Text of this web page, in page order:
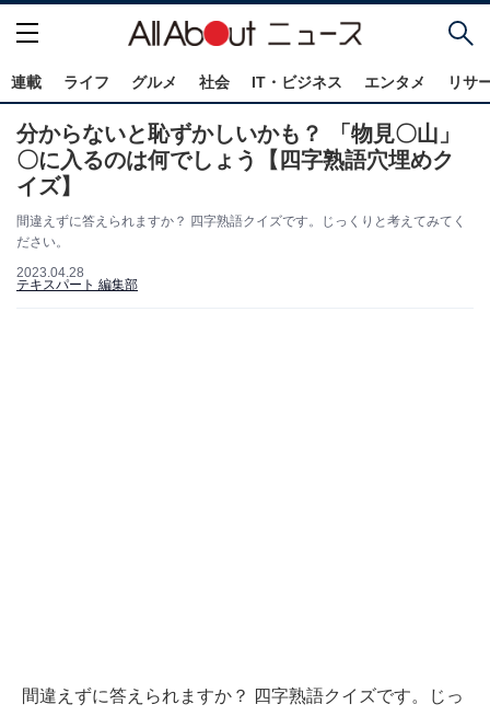
連載 ライフ グルメ 社会 IT・ビジネス エンタメ リサ
分からないと恥ずかしいかも？ 「物見〇山」
〇に入るのは何でしょう【四字熟語穴埋めク
イズ】
間違えずに答えられますか？ 四字熟語クイズです。じっくりと考えてみてく
ださい。
2023.04.28
テキスパート 編集部
間違えずに答えられますか？ 四字熟語クイズです。じっ